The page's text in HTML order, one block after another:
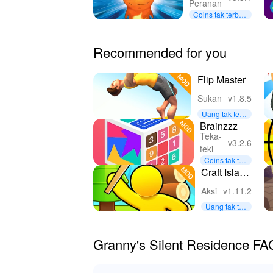
Peranan
Coins tak terbat
Recommended for you
Flip Master
Sukan v1.8.5
Uang tak terb
atas
Brainzzz
Teka-
teki
v3.2.6
Coins tak ter
batas
Craft Island
- Woody
Forest
Aksi v1.11.2
Uang tak ter
Granny's Silent Residence